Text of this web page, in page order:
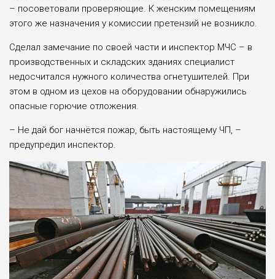
– посоветовали проверяющие. К женским помещениям
этого же назначения у комиссии претензий не возникло.
Сделал замечание по своей части и инспектор МЧС – в
производственных и складских зданиях специалист
недосчитался нужного количества огнетушителей. При
этом в одном из цехов на оборудовании обнаружились
опасные горючие отложения.
– Не дай бог начнётся пожар, быть настоящему ЧП, –
предупредил инспектор.